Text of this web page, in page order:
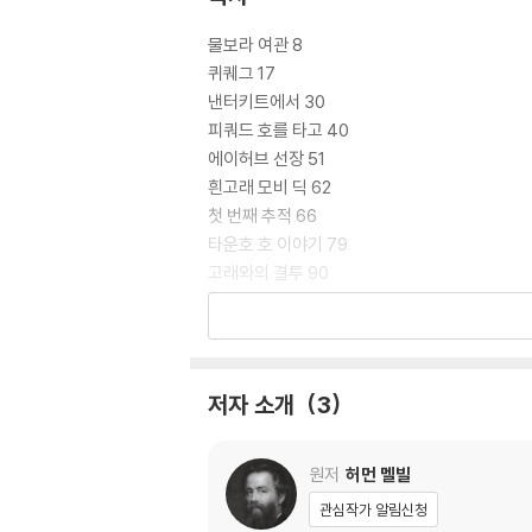
물보라 여관 8
퀴퀘그 17
낸터키트에서 30
피쿼드 호를 타고 40
에이허브 선장 51
흰고래 모비 딕 62
첫 번째 추적 66
타운호 호 이야기 79
고래와의 결투 90
상어의 습격 100
용연향 135
퀴퀘그의 관 150
레이첼 호 159
저자 소개 3
원저 허먼 멜빌
관심작가 알림신청